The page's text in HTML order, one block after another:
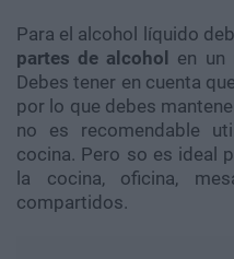
Para el alcohol líquido
partes de alcohol en un
Debes tener en cuenta
por lo que debes
no es recomendable
cocina. Pero so es ideal
la cocina, oficina,
compartidos.